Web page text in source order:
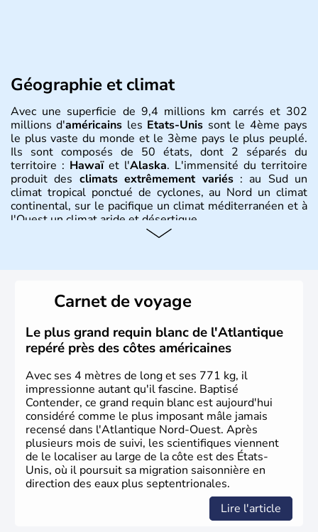
Géographie et climat
Avec une superficie de 9,4 millions km carrés et 302
millions d'américains les Etats-Unis sont le 4ème pays
le plus vaste du monde et le 3ème pays le plus peuplé.
Ils sont composés de 50 états, dont 2 séparés du
territoire : Hawaïet l'Alaska. L'immensité du territoire
produit des climats extrêmement variés: au Sud un
climat tropical ponctué de cyclones, au Nord un climat
continental, sur le pacifique un climat méditerranéen et à
l'Ouest un climat aride et désertique.
Plusieurs populations se sont succédées avant l'arrivée
des européens, suite à la découverte du continent par
Christophe Colomb en 1492. Les 13 colonies
britanniques proclament la Déclaration d'indépendance
en 1776 et adoptent leur première constitution en 1787.
La conquête de l'Ouest marque ensuite l'entrée dans une
phase de développement intense.
Carnet de voyage
Le plus grand requin blanc de l'Atlantique
repéré près des côtes américaines
Avec ses 4 mètres de long et ses 771 kg, il
impressionne autant qu'il fascine. Baptisé
Contender, ce grand requin blanc est aujourd'hui
considéré comme le plus imposant mâle jamais
recensé dans l'Atlantique Nord-Ouest. Après
plusieurs mois de suivi, les scientifiques viennent
de le localiser au large de la côte est des États-
Unis, où il poursuit sa migration saisonnière en
direction des eaux plus septentrionales.
Lire l'article